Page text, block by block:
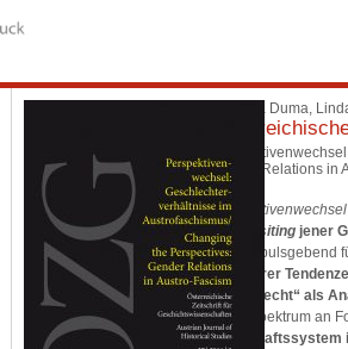
Veronika Duma,
Gender Relations in
Perspektivenwechsel
ein revisiting jener
sind.
Impulsgebend
autoritärer
„Geschlecht“ als
breite Spektrum an
Herrschaftssystem